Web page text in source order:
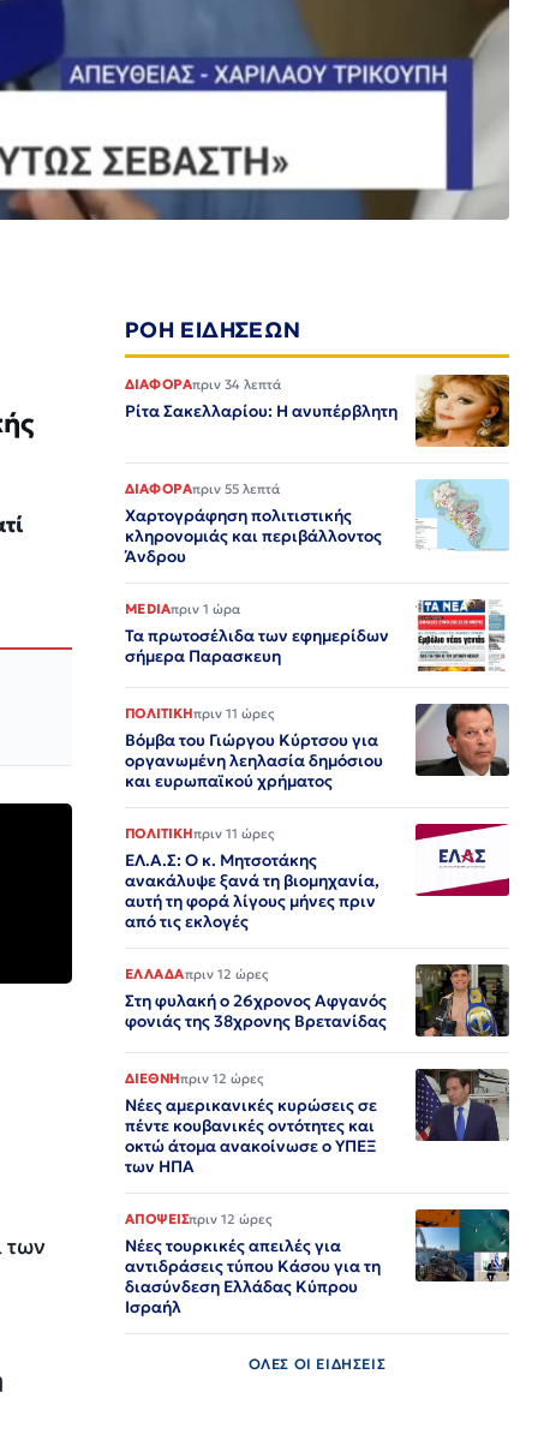
των
ΡΟΗ ΕΙΔΗΣΕΩΝ
ΔΙΑΦΟΡΑπριν 34 λεπτά
Ρίτα Σακελλαρίου: Η ανυπέρβλητη
ΔΙΑΦΟΡΑπριν 55 λεπτά
Χαρτογράφηση πολιτιστικής
κληρονομιάς και περιβάλλοντος
Άνδρου
MEDIAπριν 1 ώρα
Τα πρωτοσέλιδα των εφημερίδων
σήμερα Παρασκευη
ΠΟΛΙΤΙΚΗπριν 11 ώρες
Βόμβα του Γιώργου Κύρτσου για
οργανωμένη λεηλασία δημόσιου
και ευρωπαϊκού χρήματος
ΠΟΛΙΤΙΚΗπριν 11 ώρες
ΕΛ.Α.Σ: Ο κ. Μητσοτάκης
ανακάλυψε ξανά τη βιομηχανία,
αυτή τη φορά λίγους μήνες πριν
από τις εκλογές
ΕΛΛΑΔΑπριν 12 ώρες
Στη φυλακή ο 26χρονος Αφγανός
φονιάς της 38χρονης Βρετανίδας
ΔΙΕΘΝΗπριν 12 ώρες
Νέες αμερικανικές κυρώσεις σε
πέντε κουβανικές οντότητες και
οκτώ άτομα ανακοίνωσε ο ΥΠΕΞ
των ΗΠΑ
ΑΠΟΨΕΙΣπριν 12 ώρες
Νέες τουρκικές απειλές για
αντιδράσεις τύπου Κάσου για τη
διασύνδεση Ελλάδας Κύπρου
Ισραήλ
ΟΛΕΣ ΟΙ ΕΙΔΗΣΕΙΣ